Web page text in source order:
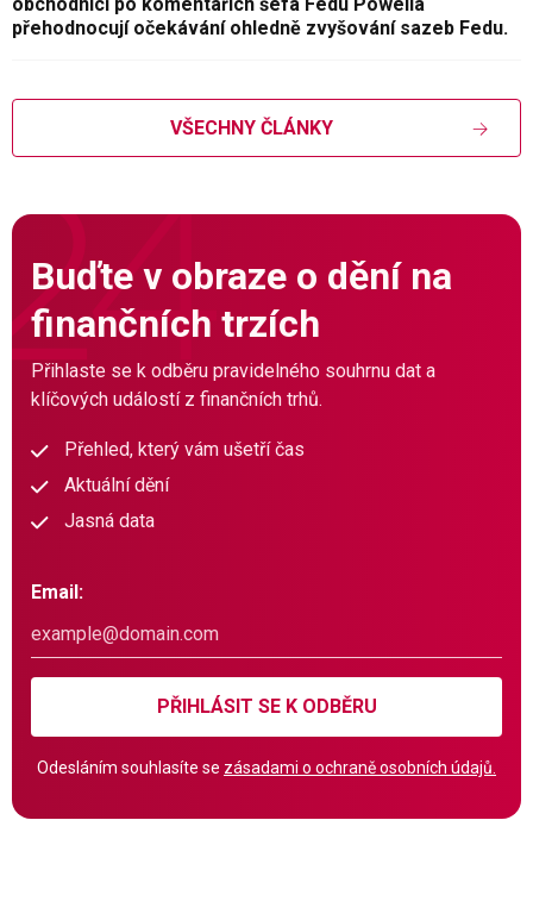
přehodnocují očekávání ohledně zvyšování sazeb Fedu.
VŠECHNY ČLÁNKY
Buďte v obraze o dění na
finančních trzích
Přihlaste se k odběru pravidelného souhrnu dat a
klíčových událostí z finančních trhů.
Přehled, který vám ušetří čas
Aktuální dění
Jasná data
Email:
PŘIHLÁSIT SE K ODBĚRU
Odesláním souhlasíte se zásadami o ochraně osobních údajů.